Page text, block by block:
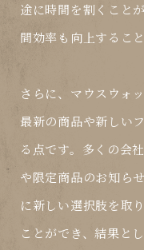
途に時間を割くこと
間効率も向上するこ
さらに、マウスウォ
最新の商品や新しい
る点です。多くの会
や限定商品のお知ら
に新しい選択肢を取
ことができ、結果と